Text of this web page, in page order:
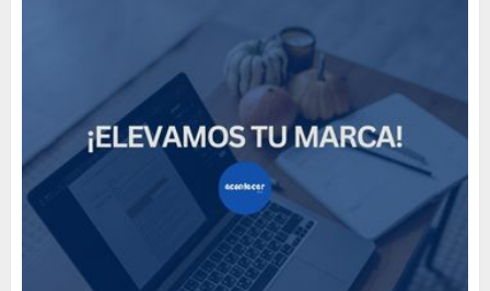
Need to Know About the
Classic Cars in a Retro
Movie?